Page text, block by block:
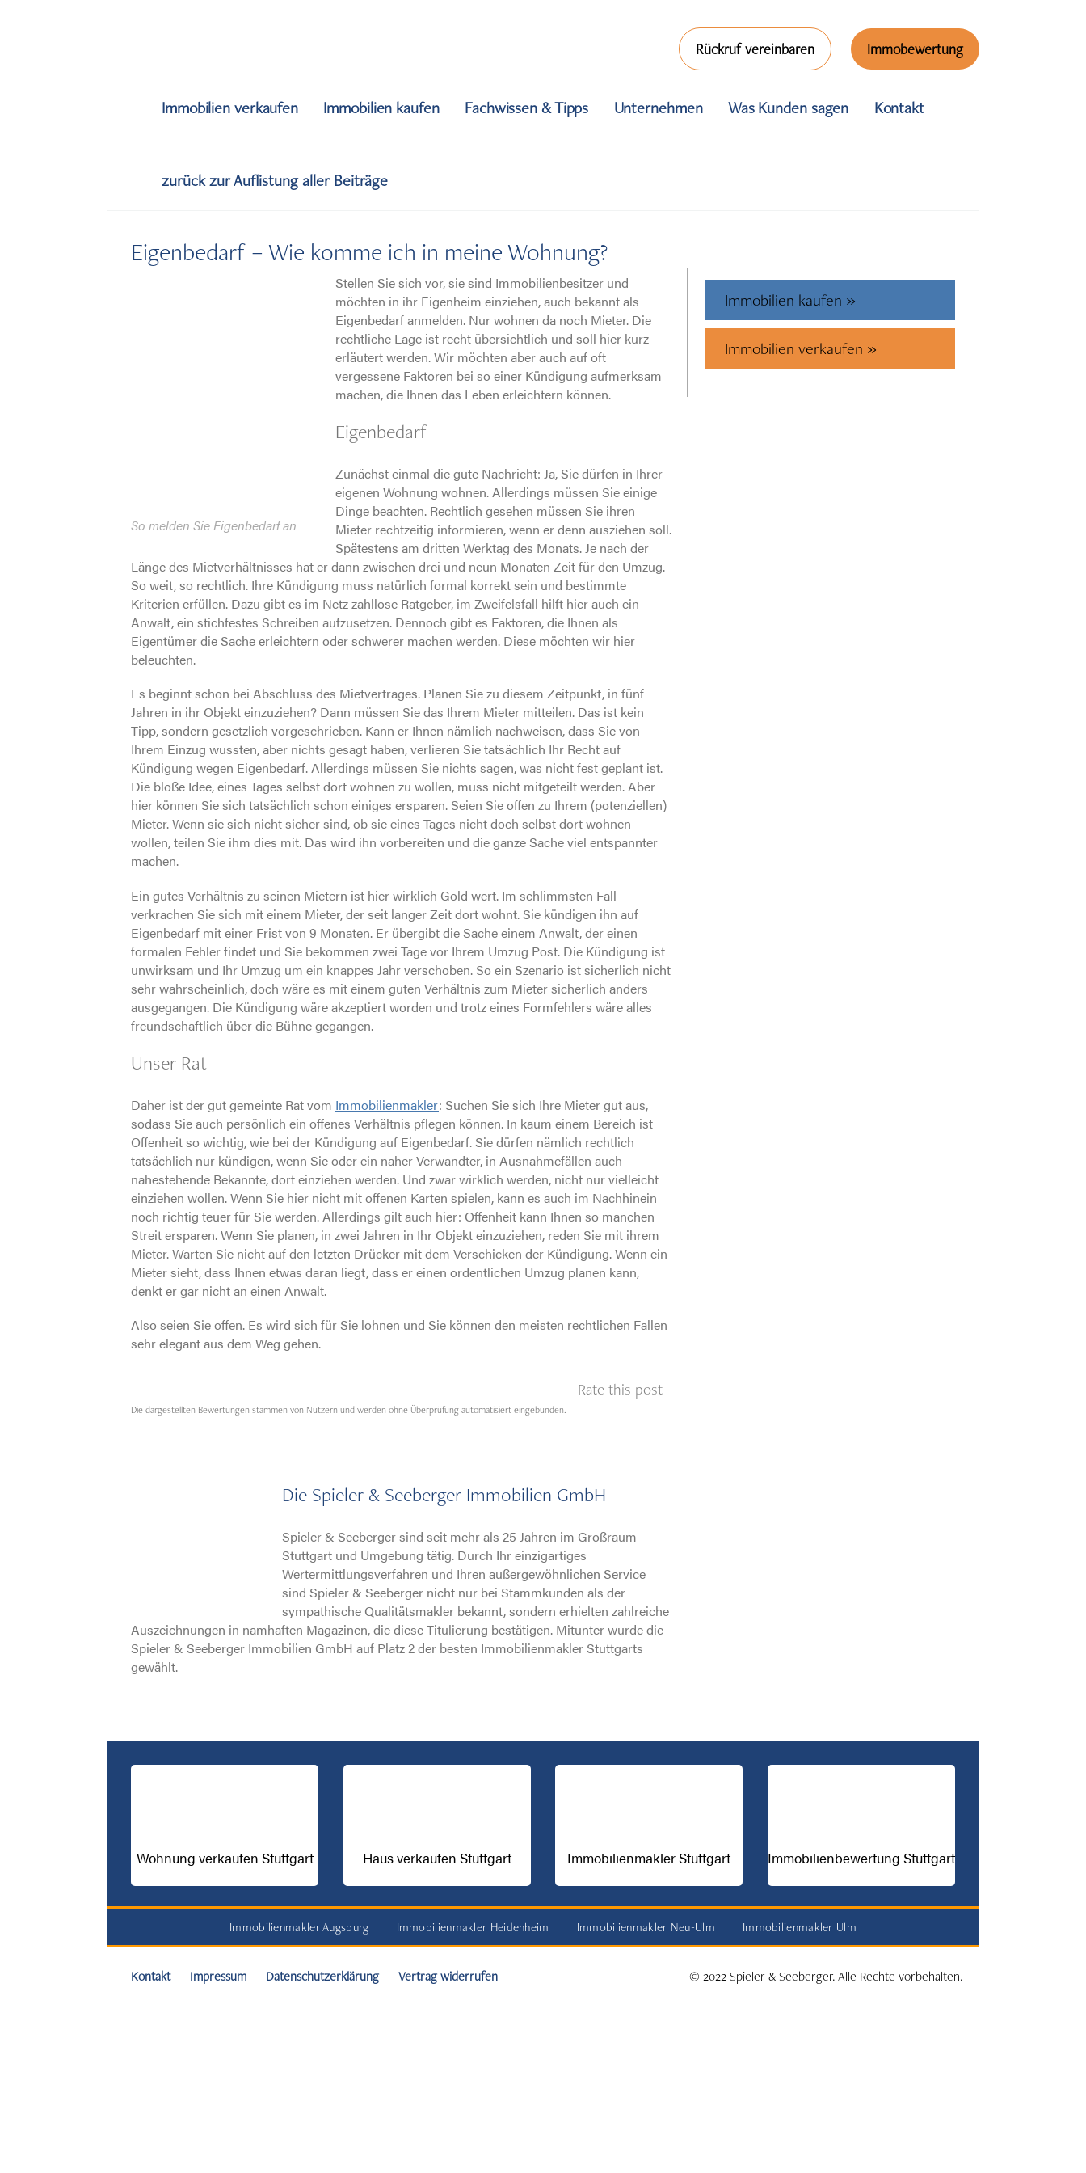
Rückruf vereinbaren Immobewertung
Immobilien verkaufen
Immobilien kaufen
Fachwissen & Tipps
Unternehmen
Was Kunden sagen
Kontakt
Immobilien verkaufen Immobilien kaufen Fachwissen & Tipps Unternehmen Was Kunden sagen Kontakt
zurück zur Auflistung aller Beiträge
Eigenbedarf – Wie komme ich in meine Wohnung?
So melden Sie Eigenbedarf an
Stellen Sie sich vor, sie sind Immobilienbesitzer und
möchten in ihr Eigenheim einziehen, auch bekannt als
Eigenbedarf anmelden. Nur wohnen da noch Mieter. Die
rechtliche Lage ist recht übersichtlich und soll hier kurz
erläutert werden. Wir möchten aber auch auf oft
vergessene Faktoren bei so einer Kündigung aufmerksam
machen, die Ihnen das Leben erleichtern können.
Eigenbedarf
Zunächst einmal die gute Nachricht: Ja, Sie dürfen in Ihrer
eigenen Wohnung wohnen. Allerdings müssen Sie einige
Dinge beachten. Rechtlich gesehen müssen Sie ihren
Mieter rechtzeitig informieren, wenn er denn ausziehen soll.
Spätestens am dritten Werktag des Monats. Je nach der
Länge des Mietverhältnisses hat er dann zwischen drei und neun Monaten Zeit für den Umzug.
So weit, so rechtlich. Ihre Kündigung muss natürlich formal korrekt sein und bestimmte
Kriterien erfüllen. Dazu gibt es im Netz zahllose Ratgeber, im Zweifelsfall hilft hier auch ein
Anwalt, ein stichfestes Schreiben aufzusetzen. Dennoch gibt es Faktoren, die Ihnen als
Eigentümer die Sache erleichtern oder schwerer machen werden. Diese möchten wir hier
beleuchten.
Es beginnt schon bei Abschluss des Mietvertrages. Planen Sie zu diesem Zeitpunkt, in fünf
Jahren in ihr Objekt einzuziehen? Dann müssen Sie das Ihrem Mieter mitteilen. Das ist kein
Tipp, sondern gesetzlich vorgeschrieben. Kann er Ihnen nämlich nachweisen, dass Sie von
Ihrem Einzug wussten, aber nichts gesagt haben, verlieren Sie tatsächlich Ihr Recht auf
Kündigung wegen Eigenbedarf. Allerdings müssen Sie nichts sagen, was nicht fest geplant ist.
Die bloße Idee, eines Tages selbst dort wohnen zu wollen, muss nicht mitgeteilt werden. Aber
hier können Sie sich tatsächlich schon einiges ersparen. Seien Sie offen zu Ihrem (potenziellen)
Mieter. Wenn sie sich nicht sicher sind, ob sie eines Tages nicht doch selbst dort wohnen
wollen, teilen Sie ihm dies mit. Das wird ihn vorbereiten und die ganze Sache viel entspannter
machen.
Ein gutes Verhältnis zu seinen Mietern ist hier wirklich Gold wert. Im schlimmsten Fall
verkrachen Sie sich mit einem Mieter, der seit langer Zeit dort wohnt. Sie kündigen ihn auf
Eigenbedarf mit einer Frist von 9 Monaten. Er übergibt die Sache einem Anwalt, der einen
formalen Fehler findet und Sie bekommen zwei Tage vor Ihrem Umzug Post. Die Kündigung ist
unwirksam und Ihr Umzug um ein knappes Jahr verschoben. So ein Szenario ist sicherlich nicht
sehr wahrscheinlich, doch wäre es mit einem guten Verhältnis zum Mieter sicherlich anders
ausgegangen. Die Kündigung wäre akzeptiert worden und trotz eines Formfehlers wäre alles
freundschaftlich über die Bühne gegangen.
Unser Rat
Daher ist der gut gemeinte Rat vom Immobilienmakler: Suchen Sie sich Ihre Mieter gut aus,
sodass Sie auch persönlich ein offenes Verhältnis pflegen können. In kaum einem Bereich ist
Offenheit so wichtig, wie bei der Kündigung auf Eigenbedarf. Sie dürfen nämlich rechtlich
tatsächlich nur kündigen, wenn Sie oder ein naher Verwandter, in Ausnahmefällen auch
nahestehende Bekannte, dort einziehen werden. Und zwar wirklich werden, nicht nur vielleicht
einziehen wollen. Wenn Sie hier nicht mit offenen Karten spielen, kann es auch im Nachhinein
noch richtig teuer für Sie werden. Allerdings gilt auch hier: Offenheit kann Ihnen so manchen
Streit ersparen. Wenn Sie planen, in zwei Jahren in Ihr Objekt einzuziehen, reden Sie mit ihrem
Mieter. Warten Sie nicht auf den letzten Drücker mit dem Verschicken der Kündigung. Wenn ein
Mieter sieht, dass Ihnen etwas daran liegt, dass er einen ordentlichen Umzug planen kann,
denkt er gar nicht an einen Anwalt.
Also seien Sie offen. Es wird sich für Sie lohnen und Sie können den meisten rechtlichen Fallen
sehr elegant aus dem Weg gehen.
Rate this post
Die dargestellten Bewertungen stammen von Nutzern und werden ohne Überprüfung automatisiert eingebunden.
Die Spieler & Seeberger Immobilien GmbH
Spieler & Seeberger sind seit mehr als 25 Jahren im Großraum
Stuttgart und Umgebung tätig. Durch Ihr einzigartiges
Wertermittlungsverfahren und Ihren außergewöhnlichen Service
sind Spieler & Seeberger nicht nur bei Stammkunden als der
sympathische Qualitätsmakler bekannt, sondern erhielten zahlreiche
Auszeichnungen in namhaften Magazinen, die diese Titulierung bestätigen. Mitunter wurde die
Spieler & Seeberger Immobilien GmbH auf Platz 2 der besten Immobilienmakler Stuttgarts
gewählt.
Immobilien kaufen »
Immobilien verkaufen »
Wohnung verkaufen Stuttgart Haus verkaufen Stuttgart Immobilienmakler Stuttgart Immobilienbewertung Stuttgart
Immobilienmakler Augsburg Immobilienmakler Heidenheim Immobilienmakler Neu-Ulm Immobilienmakler Ulm
Kontakt Impressum Datenschutzerklärung Vertrag widerrufen © 2022 Spieler & Seeberger. Alle Rechte vorbehalten.